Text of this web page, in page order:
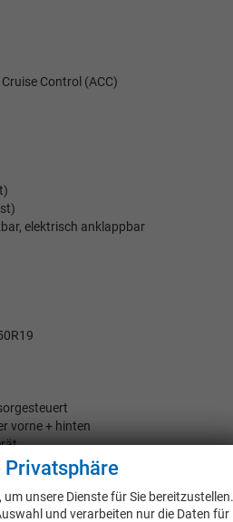
Control (ACC)
elektrisch anklappbar
vorne + hinten
Memory-Funktion
Privatsphäre
um unsere Dienste für Sie bereitzustellen.
und verarbeiten nur die Daten für